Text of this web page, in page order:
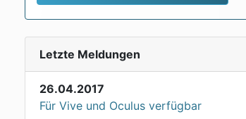
Letzte Meldungen
26.04.2017
Für Vive und Oculus verfügbar